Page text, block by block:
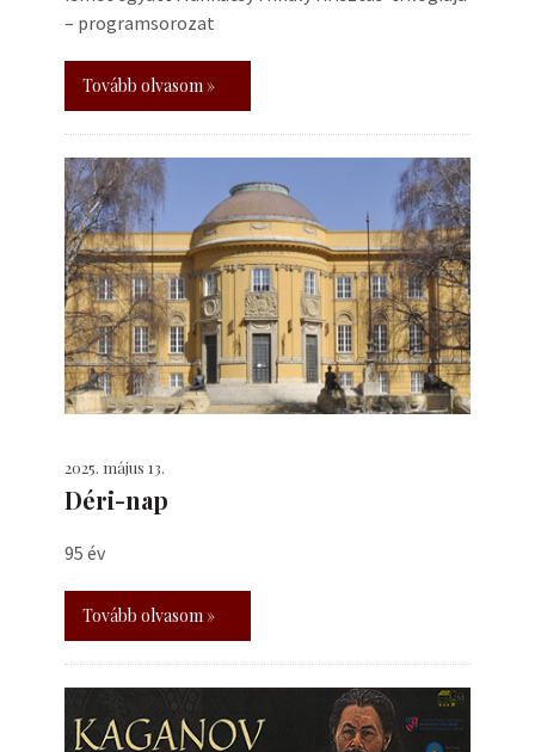
– programsorozat
Tovább olvasom »
2025. május 13.
Déri-nap
95 év
Tovább olvasom »